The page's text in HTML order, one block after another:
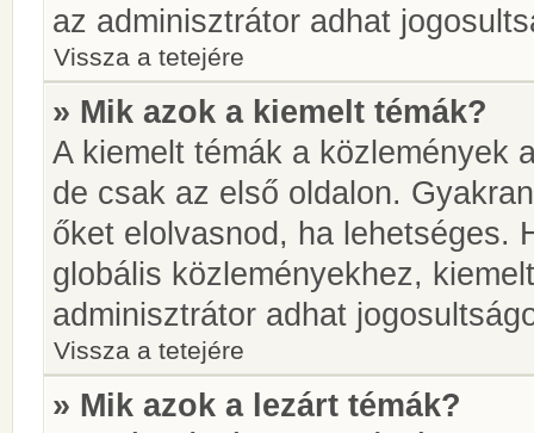
az adminisztrátor adhat
Vissza a tetejére
» Mik azok a kiemelt témák?
A kiemelt témák a közlemények
de csak az első oldalon.
őket elolvasnod, ha lehetséges.
globális közleményekhez,
adminisztrátor adhat
Vissza a tetejére
» Mik azok a lezárt témák?